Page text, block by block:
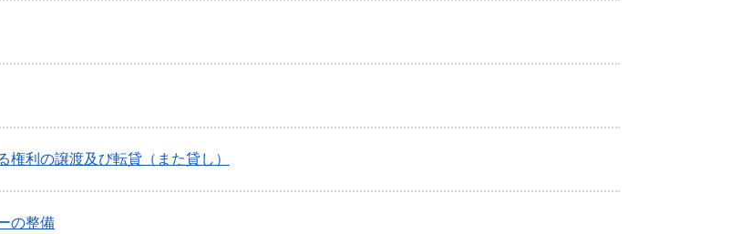
権利の譲渡及び転貸（また貸し）
の整備